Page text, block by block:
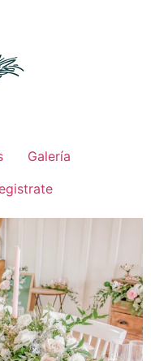
Galería